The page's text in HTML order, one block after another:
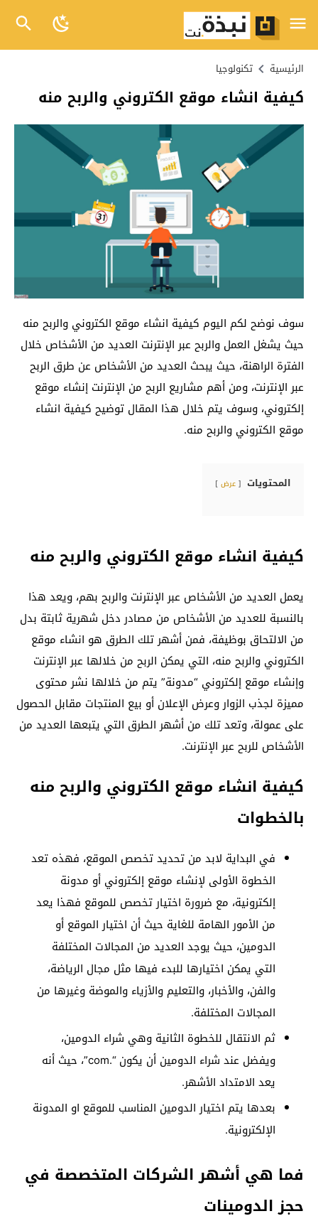
الرئيسية تكنولوجيا
كيفية انشاء موقع الكتروني والربح منه
سوف نوضح لكم اليوم كيفية انشاء موقع الكتروني والربح منه
حيث يشغل العمل والربح عبر الإنترنت العديد من الأشخاص خلال
الفترة الراهنة، حيث يبحث العديد من الأشخاص عن طرق الربح
عبر الإنترنت، ومن أهم مشاريع الربح من الإنترنت إنشاء موقع
إلكتروني، وسوف يتم خلال هذا المقال توضيح كيفية انشاء
موقع الكتروني والربح منه.
المحتويات عرض
كيفية انشاء موقع الكتروني والربح منه
يعمل العديد من الأشخاص عبر الإنترنت والربح بهم، ويعد هذا
بالنسبة للعديد من الأشخاص من مصادر دخل شهرية ثابتة بدل
من الالتحاق بوظيفة، فمن أشهر تلك الطرق هو انشاء موقع
الكتروني والربح منه، التي يمكن الربح من خلالها عبر الإنترنت
وإنشاء موقع إلكتروني “مدونة” يتم من خلالها نشر محتوى
مميزة لجذب الزوار وعرض الإعلان أو بيع المنتجات مقابل الحصول
على عمولة، وتعد تلك من أشهر الطرق التي يتبعها العديد من
الأشخاص للربح عبر الإنترنت.
كيفية انشاء موقع الكتروني والربح منه
بالخطوات
في البداية لابد من تحديد تخصص الموقع، فهذه تعد
الخطوة الأولى لإنشاء موقع إلكتروني أو مدونة
إلكترونية، مع ضرورة اختيار تخصص للموقع فهذا يعد
من الأمور الهامة للغاية حيث أن اختيار الموقع أو
الدومين، حيث يوجد العديد من المجالات المختلفة
التي يمكن اختيارها للبدء فيها مثل مجال الرياضة،
والفن، والأخبار، والتعليم والأزياء والموضة وغيرها من
المجالات المختلفة.
ثم الانتقال للخطوة الثانية وهي شراء الدومين،
ويفضل عند شراء الدومين أن يكون “.com”، حيث أنه
يعد الامتداد الأشهر.
بعدها يتم اختيار الدومين المناسب للموقع او المدونة
الإلكترونية.
فما هي أشهر الشركات المتخصصة في
حجز الدومينات